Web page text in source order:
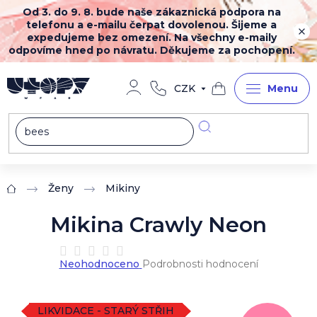
Přejít
na
obsah
Od 3. do 9. 8. bude naše zákaznická podpora na
telefonu a e-mailu čerpat dovolenou. Šijeme a
expedujeme bez omezení. Na všechny e-maily
odpovíme hned po návratu. Děkujeme za pochopení.
CZK
Nákupní
košík
Domů Ženy Mikiny
Mikina Crawly Neon
Průměrné
hodnocení
0,0
Neohodnoceno Podrobnosti hodnocení
LIKVIDACE - STARÝ STŘIH